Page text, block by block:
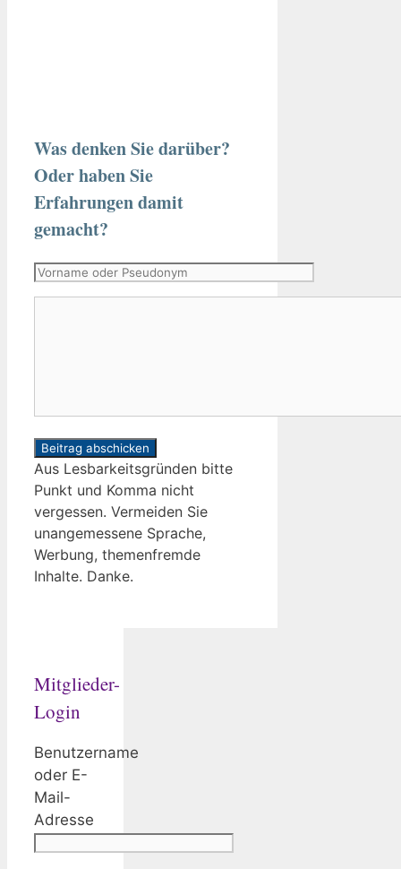
Was denken Sie darüber?
Oder haben Sie
Erfahrungen damit
gemacht?
Vorname
oder
Aus Lesbarkeitsgründen bitte
Punkt und Komma nicht
vergessen. Vermeiden Sie
unangemessene Sprache,
Werbung, themenfremde
Inhalte. Danke.
Mitglieder-
Login
Benutzername
oder E-
Mail-
Adresse